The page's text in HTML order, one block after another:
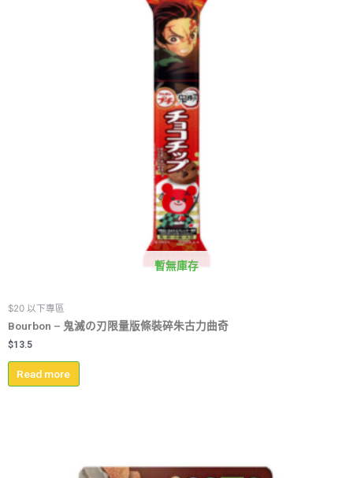
暫無庫存
$20 以下專區
Bourbon – 鬼滅の刃限量版條裝碎朱古力曲奇
$13.5
Read more